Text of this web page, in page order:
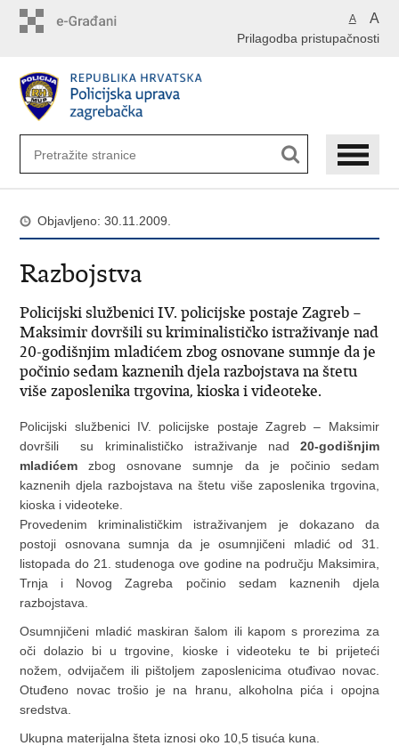
A A
Prilagodba pristupačnosti
Objavljeno: 30.11.2009.
Razbojstva
Policijski službenici IV. policijske postaje Zagreb –
Maksimir dovršili su kriminalističko istraživanje nad
20-godišnjim mladićem zbog osnovane sumnje da je
počinio sedam kaznenih djela razbojstava na štetu
više zaposlenika trgovina, kioska i videoteke.
Policijski službenici IV. policijske postaje Zagreb – Maksimir
dovršili su kriminalističko istraživanje nad 20-godišnjim
mladićemzbog osnovane sumnje da je počinio sedam
kaznenih djela razbojstava na štetu više zaposlenika trgovina,
kioska i videoteke.
Provedenim kriminalističkim istraživanjem je dokazano da
postoji osnovana sumnja da je osumnjičeni mladić od 31.
listopada do 21. studenoga ove godine na području Maksimira,
Trnja i Novog Zagreba počinio sedam kaznenih djela
razbojstava.
Osumnjičeni mladić maskiran šalom ili kapom s prorezima za
oči dolazio bi u trgovine, kioske i videoteku te bi prijeteći
nožem, odvijačem ili pištoljem zaposlenicima otuđivao novac.
Otuđeno novac trošio je na hranu, alkoholna pića i opojna
sredstva.
Ukupna materijalna šteta iznosi oko 10,5 tisuća kuna.